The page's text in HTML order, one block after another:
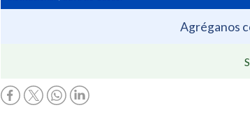
Agréganos